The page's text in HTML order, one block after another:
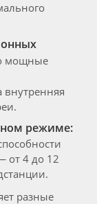
мощные
режиме:
от 4 до 12
разные